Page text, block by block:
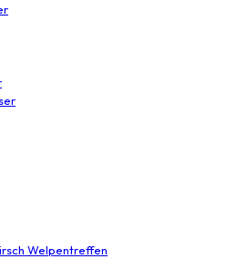
Welpentreffen